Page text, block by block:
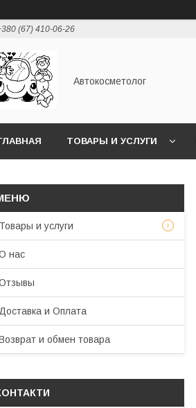
(67) 410-06-26
Автокосметолог
ТОВАРЫ И УСЛУГИ
Товары и услуги
нас
Доставка и Оплата
и обмен товара